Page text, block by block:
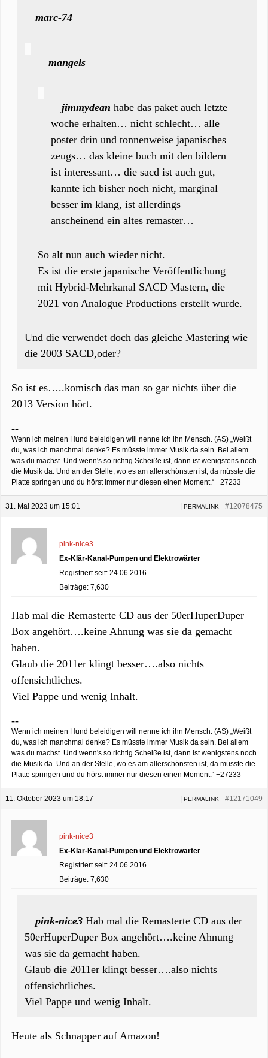
marc-74
mangels
jimmydean habe das paket auch letzte
woche erhalten… nicht schlecht… alle
poster drin und tonnenweise japanisches
zeugs… das kleine buch mit den bildern
ist interessant… die sacd ist auch gut,
kannte ich bisher noch nicht, marginal
besser im klang, ist allerdings
anscheinend ein altes remaster…
So alt nun auch wieder nicht.
Es ist die erste japanische Veröffentlichung
mit Hybrid-Mehrkanal SACD Mastern, die
2021 von Analogue Productions erstellt wurde.
Und die verwendet doch das gleiche Mastering wie
die 2003 SACD,oder?
So ist es…..komisch das man so gar nichts über die
2013 Version hört.
--
Wenn ich meinen Hund beleidigen will nenne ich ihn Mensch. (AS) „Weißt
du, was ich manchmal denke? Es müsste immer Musik da sein. Bei allem
was du machst. Und wenn's so richtig Scheiße ist, dann ist wenigstens noch
die Musik da. Und an der Stelle, wo es am allerschönsten ist, da müsste die
Platte springen und du hörst immer nur diesen einen Moment.“ +27233
31. Mai 2023 um 15:01 #12078475
PERMALINK
pink-nice3
Ex-Klär-Kanal-Pumpen und Elektrowärter
Registriert seit: 24.06.2016
Beiträge: 7,630
Hab mal die Remasterte CD aus der 50erHuperDuper
Box angehört….keine Ahnung was sie da gemacht
haben.
Glaub die 2011er klingt besser….also nichts
offensichtliches.
Viel Pappe und wenig Inhalt.
--
Wenn ich meinen Hund beleidigen will nenne ich ihn Mensch. (AS) „Weißt
du, was ich manchmal denke? Es müsste immer Musik da sein. Bei allem
was du machst. Und wenn's so richtig Scheiße ist, dann ist wenigstens noch
die Musik da. Und an der Stelle, wo es am allerschönsten ist, da müsste die
Platte springen und du hörst immer nur diesen einen Moment.“ +27233
11. Oktober 2023 um 18:17 #12171049
PERMALINK
pink-nice3
Ex-Klär-Kanal-Pumpen und Elektrowärter
Registriert seit: 24.06.2016
Beiträge: 7,630
pink-nice3 Hab mal die Remasterte CD aus der
50erHuperDuper Box angehört….keine Ahnung
was sie da gemacht haben.
Glaub die 2011er klingt besser….also nichts
offensichtliches.
Viel Pappe und wenig Inhalt.
Heute als Schnapper auf Amazon!